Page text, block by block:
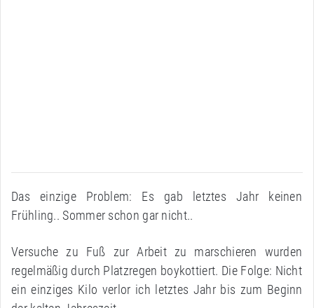
Das einzige Problem: Es gab letztes Jahr keinen
Frühling.. Sommer schon gar nicht..
Versuche zu Fuß zur Arbeit zu marschieren wurden
regelmäßig durch Platzregen boykottiert. Die Folge: Nicht
ein einziges Kilo verlor ich letztes Jahr bis zum Beginn